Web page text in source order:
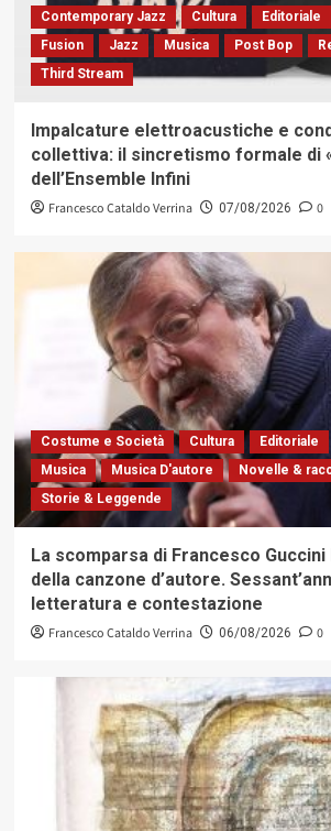
Contemporary Jazz Cultura Editoriale
Fusion
Jazz Musica Post Bop
Third Stream
Impalcature elettroacustiche e
collettiva: il sincretismo formale di
dell’Ensemble Infini
Francesco Cataldo Verrina 07/08/2026 0
Costume e Società Cultura Editoriale
Musica
Musica D'autore
Novelle &
Storie & Leggende
La scomparsa di Francesco
della canzone d’autore.
letteratura e contestazione
Francesco Cataldo Verrina 06/08/2026 0